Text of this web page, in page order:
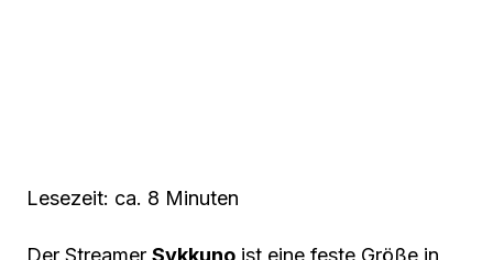
Lesezeit: ca. 8 Minuten
Der Streamer Sykkuno ist eine feste Größe in